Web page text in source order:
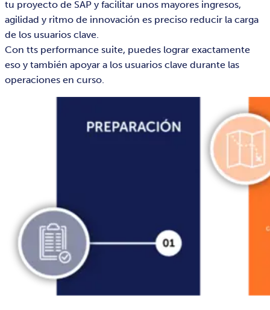
tu proyecto de SAP y facilitar unos mayores ingresos,
agilidad y ritmo de innovación es preciso reducir la carga
de los usuarios clave.
Con tts performance suite, puedes lograr exactamente
eso y también apoyar a los usuarios clave durante las
operaciones en curso.